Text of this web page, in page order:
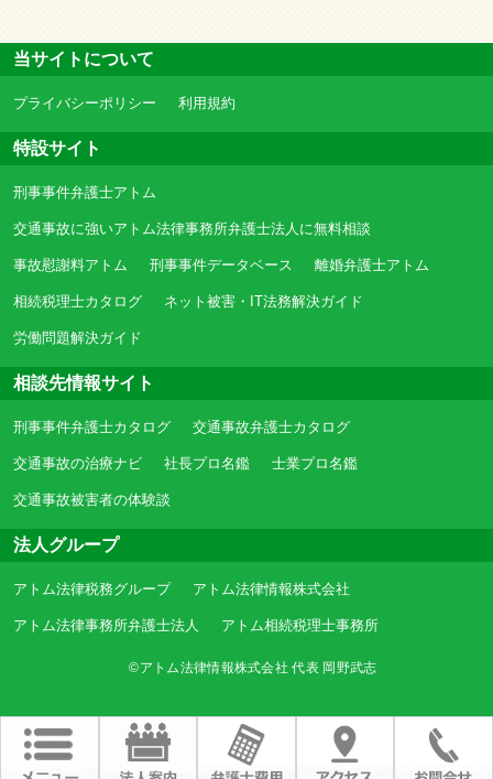
当サイトについて
プライバシーポリシー 利用規約
特設サイト
刑事事件弁護士アトム
交通事故に強いアトム法律事務所弁護士法人に無料相談
事故慰謝料アトム 刑事事件データベース 離婚弁護士アトム
相続税理士カタログ ネット被害・IT法務解決ガイド
労働問題解決ガイド
相談先情報サイト
刑事事件弁護士カタログ 交通事故弁護士カタログ
交通事故の治療ナビ 社長プロ名鑑 士業プロ名鑑
交通事故被害者の体験談
法人グループ
アトム法律税務グループ アトム法律情報株式会社
アトム法律事務所弁護士法人 アトム相続税理士事務所
©アトム法律情報株式会社 代表 岡野武志